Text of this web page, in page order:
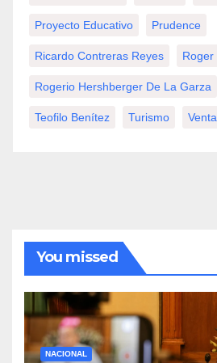
Proyecto Educativo Prudence
Ricardo Contreras Reyes Roger
Rogerio Hershberger De La Garza
Teofilo Benítez Turismo
You missed
NACIONAL